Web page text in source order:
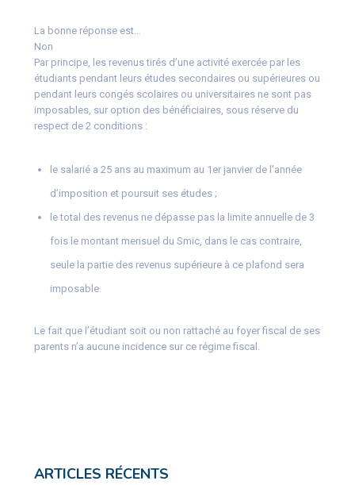
La bonne réponse est…
Non
Par principe, les revenus tirés d’une activité exercée par les
étudiants pendant leurs études secondaires ou supérieures ou
pendant leurs congés scolaires ou universitaires ne sont pas
imposables, sur option des bénéficiaires, sous réserve du
respect de 2 conditions :
le salarié a 25 ans au maximum au 1er janvier de l’année
d’imposition et poursuit ses études ;
le total des revenus ne dépasse pas la limite annuelle de 3
fois le montant mensuel du Smic, dans le cas contraire,
seule la partie des revenus supérieure à ce plafond sera
imposable.
Le fait que l’étudiant soit ou non rattaché au foyer fiscal de ses
parents n’a aucune incidence sur ce régime fiscal.
ARTICLES RÉCENTS